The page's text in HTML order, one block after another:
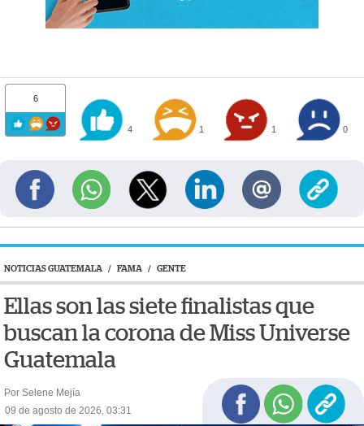
6
4 1 1 0
NOTICIAS GUATEMALA / FAMA / GENTE
Ellas son las siete finalistas que
buscan la corona de Miss Universe
Guatemala
Por Selene Mejía
09 de agosto de 2026, 03:31